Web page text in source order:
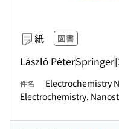
紙 図書
László PéterSpringer
件名 Electrochemistry
Electrochemistry.